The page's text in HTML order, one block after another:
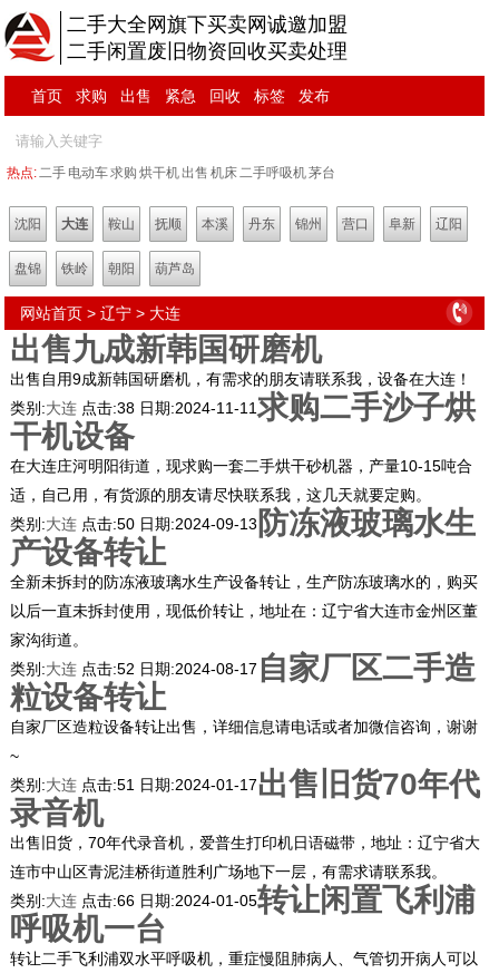
二手大全网旗下买卖网诚邀加盟
二手闲置废旧物资回收买卖处理
首页 求购 出售 紧急 回收 标签 发布
热点:二手 电动车求购 烘干机出售 机床二手呼吸机茅台
沈阳 大连 鞍山 抚顺 本溪 丹东 锦州 营口 阜新 辽阳
盘锦 铁岭 朝阳 葫芦岛
网站首页 >辽宁 > 大连
出售九成新韩国研磨机
出售自用9成新韩国研磨机，有需求的朋友请联系我，设备在大连！
类别:大连 点击:38 日期:2024-11-11 求购二手沙子烘
干机设备
在大连庄河明阳街道，现求购一套二手烘干砂机器，产量10-15吨合
适，自己用，有货源的朋友请尽快联系我，这几天就要定购。
类别:大连 点击:50 日期:2024-09-13 防冻液玻璃水生
产设备转让
全新未拆封的防冻液玻璃水生产设备转让，生产防冻玻璃水的，购买
以后一直未拆封使用，现低价转让，地址在：辽宁省大连市金州区董
家沟街道。
类别:大连 点击:52 日期:2024-08-17 自家厂区二手造
粒设备转让
自家厂区造粒设备转让出售，详细信息请电话或者加微信咨询，谢谢
~
类别:大连 点击:51 日期:2024-01-17出售旧货70年代
录音机
出售旧货，70年代录音机，爱普生打印机日语磁带，地址：辽宁省大
连市中山区青泥洼桥街道胜利广场地下一层，有需求请联系我。
类别:大连 点击:66 日期:2024-01-05转让闲置飞利浦
呼吸机一台
转让二手飞利浦双水平呼吸机，重症慢阻肺病人、气管切开病人可以